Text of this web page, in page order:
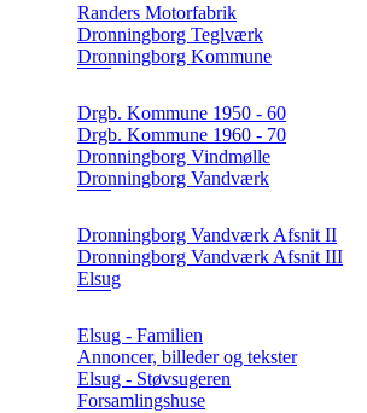
Randers Motorfabrik
Dronningborg Teglværk
Dronningborg Kommune
Drgb. Kommune 1950 - 60
Drgb. Kommune 1960 - 70
Dronningborg Vindmølle
Dronningborg Vandværk
Dronningborg Vandværk Afsnit II
Dronningborg Vandværk Afsnit III
Elsug
Elsug - Familien
Annoncer, billeder og tekster
Elsug - Støvsugeren
Forsamlingshuse